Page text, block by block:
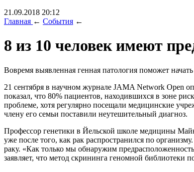
21.09.2018 20:12
Главная ← События ←
8 из 10 человек имеют
Вовремя выявленная генная патология поможет
21 сентября в научном журнале JAMA Network Open
показал, что 80% пациентов, находившихся в зоне
проблеме, хотя регулярно посещали медицинские
члену его семьи поставили неутешительный диагноз.
Профессор генетики в Йельской школе медицины
уже после того, как рак распространился по
раку. «Как только мы обнаружим
заявляет, что метод скрининга геномной библиотеки